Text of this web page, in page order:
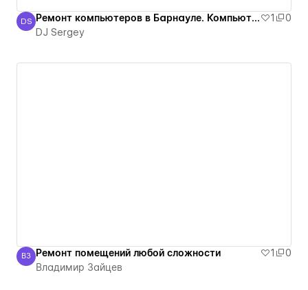
DJ Sergey
DS Ремонт компьютеров в Барнауле. Компьютерная помощь. Настройка компьютеров 1
0
DJ Sergey
Владимир Зайцев
ВЗ Ремонт помещений любой сложности 1
0
Владимир Зайцев